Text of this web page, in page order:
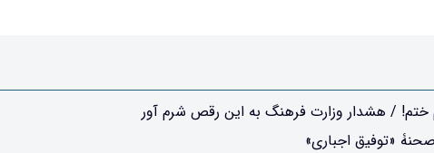
ختم! / هشدار وزارت فرهنگ به این رقص شرم آور
«توفیق اجباری»